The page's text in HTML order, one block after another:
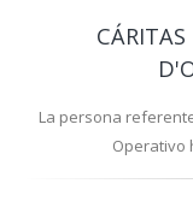
La persona
Operativo